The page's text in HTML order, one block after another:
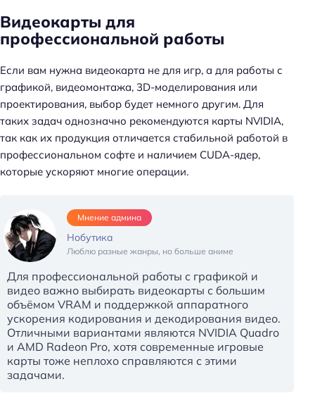
Видеокарты для
профессиональной работы
Если вам нужна видеокарта не для игр, а для работы с
графикой, видеомонтажа, 3D-моделирования или
проектирования, выбор будет немного другим. Для
таких задач однозначно рекомендуются карты NVIDIA,
так как их продукция отличается стабильной работой в
профессиональном софте и наличием CUDA-ядер,
которые ускоряют многие операции.
Мнение админа
Нобутика
Люблю разные жанры, но больше аниме
Для профессиональной работы с графикой и
видео важно выбирать видеокарты с большим
объёмом VRAM и поддержкой аппаратного
ускорения кодирования и декодирования видео.
Отличными вариантами являются NVIDIA Quadro
и AMD Radeon Pro, хотя современные игровые
карты тоже неплохо справляются с этими
задачами.